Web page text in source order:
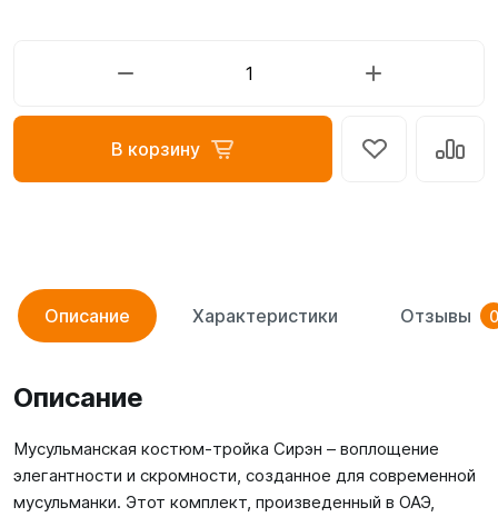
В корзину
Описание Характеристики Отзывы 0
Описание
Мусульманская костюм-тройка Сирэн – воплощение
элегантности и скромности, созданное для современной
мусульманки. Этот комплект, произведенный в ОАЭ,